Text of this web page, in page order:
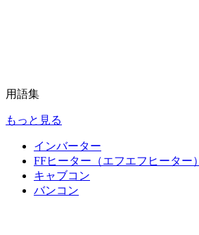
用語集
もっと見る
インバーター
FFヒーター（エフエフヒーター）
キャブコン
バンコン